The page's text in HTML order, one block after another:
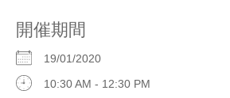
開催期間
19/01/2020
10:30 AM - 12:30 PM